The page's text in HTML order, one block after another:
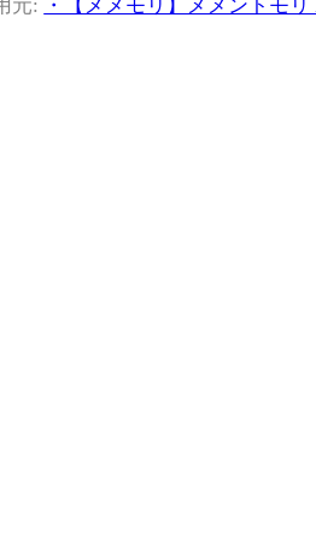
元: ・【メメモリ】メメントモリ